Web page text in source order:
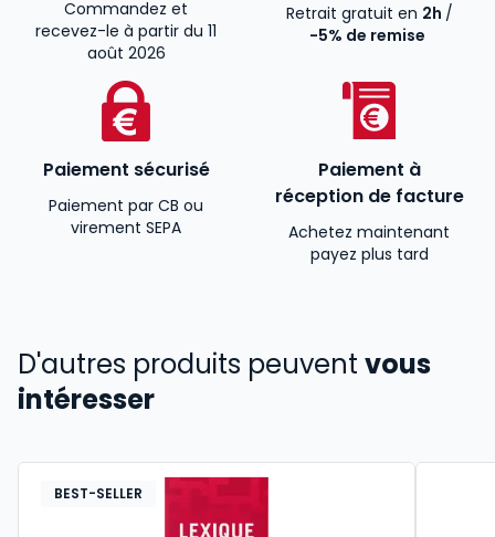
Commandez et
recevez-le à partir du 11
août 2026
Retrait gratuit en 2h /
-5% de remise
Paiement sécurisé
Paiement par CB ou
virement SEPA
Paiement à
réception de facture
Achetez maintenant
payez plus tard
D'autres produits peuvent vous
intéresser
BEST-SELLER